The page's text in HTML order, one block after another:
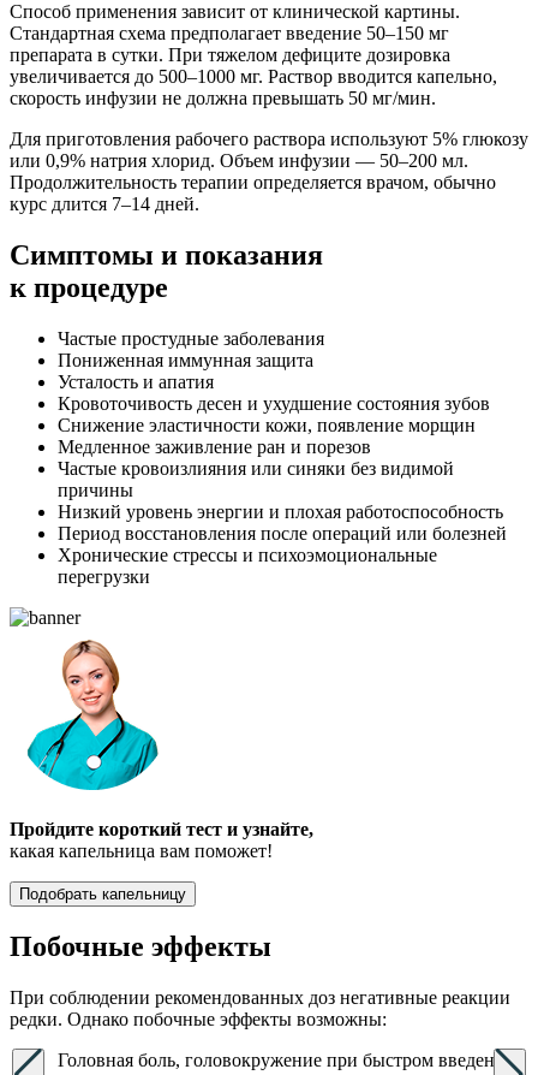
Способ применения зависит от клинической картины.
Стандартная схема предполагает введение 50–150 мг
препарата в сутки. При тяжелом дефиците дозировка
увеличивается до 500–1000 мг. Раствор вводится капельно,
скорость инфузии не должна превышать 50 мг/мин.
Для приготовления рабочего раствора используют 5% глюкозу
или 0,9% натрия хлорид. Объем инфузии — 50–200 мл.
Продолжительность терапии определяется врачом, обычно
курс длится 7–14 дней.
Симптомы и показания
к процедуре
Частые простудные заболевания
Пониженная иммунная защита
Усталость и апатия
Кровоточивость десен и ухудшение состояния зубов
Снижение эластичности кожи, появление морщин
Медленное заживление ран и порезов
Частые кровоизлияния или синяки без видимой
причины
Низкий уровень энергии и плохая работоспособность
Период восстановления после операций или болезней
Хронические стрессы и психоэмоциональные
перегрузки
Пройдите короткий тест и узнайте,
какая капельница вам поможет!
Подобрать капельницу
Побочные эффекты
При соблюдении рекомендованных доз негативные реакции
редки. Однако побочные эффекты возможны:
Головная боль, головокружение при быстром введении.